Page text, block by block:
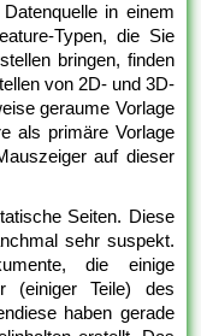
in einem
Typen, die Sie
bringen, finden
von 2D- und 3D-
geraume Vorlage
als primäre Vorlage
auf dieser
Seiten. Diese
sehr suspekt.
die einige
(einiger Teile) des
haben gerade